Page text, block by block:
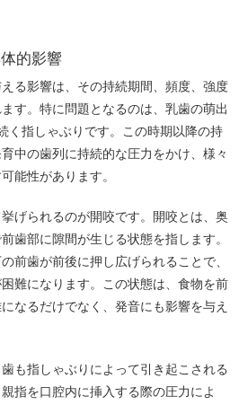
的影響
る影響は、その持続期間、頻度、強度
す。特に問題となるのは、乳歯の萌出
く指しゃぶりです。この時期以降の持
中の歯列に持続的な圧力をかけ、様々
能性があります。
げられるのが開咬です。開咬とは、奥
歯部に隙間が生じる状態を指します。
前歯が前後に押し広げられることで、
難になります。この状態は、食物を前
なるだけでなく、発音にも影響を与え
も指しゃぶりによって引き起こされる
指を口腔内に挿入する際の圧力によ